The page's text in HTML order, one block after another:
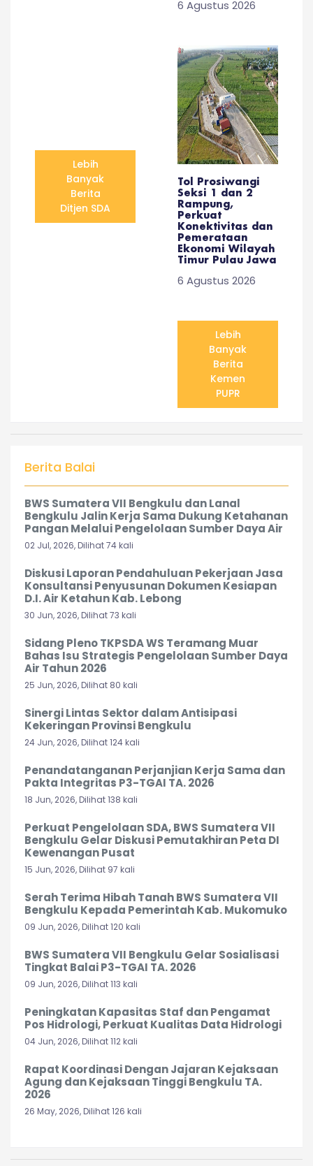
Lebih
Banyak
Berita
Ditjen SDA
6 Agustus 2026
Tol Prosiwangi
Seksi 1 dan 2
Rampung,
Perkuat
Konektivitas dan
Pemerataan
Ekonomi Wilayah
Timur Pulau Jawa
6 Agustus 2026
Lebih
Banyak
Berita
Kemen
PUPR
Berita Balai
BWS Sumatera VII Bengkulu dan Lanal
Bengkulu Jalin Kerja Sama Dukung Ketahanan
Pangan Melalui Pengelolaan Sumber Daya Air
02 Jul, 2026, Dilihat 74 kali
Diskusi Laporan Pendahuluan Pekerjaan Jasa
Konsultansi Penyusunan Dokumen Kesiapan
D.I. Air Ketahun Kab. Lebong
30 Jun, 2026, Dilihat 73 kali
Sidang Pleno TKPSDA WS Teramang Muar
Bahas Isu Strategis Pengelolaan Sumber Daya
Air Tahun 2026
25 Jun, 2026, Dilihat 80 kali
Sinergi Lintas Sektor dalam Antisipasi
Kekeringan Provinsi Bengkulu
24 Jun, 2026, Dilihat 124 kali
Penandatanganan Perjanjian Kerja Sama dan
Pakta Integritas P3-TGAI TA. 2026
18 Jun, 2026, Dilihat 138 kali
Perkuat Pengelolaan SDA, BWS Sumatera VII
Bengkulu Gelar Diskusi Pemutakhiran Peta DI
Kewenangan Pusat
15 Jun, 2026, Dilihat 97 kali
Serah Terima Hibah Tanah BWS Sumatera VII
Bengkulu Kepada Pemerintah Kab. Mukomuko
09 Jun, 2026, Dilihat 120 kali
BWS Sumatera VII Bengkulu Gelar Sosialisasi
Tingkat Balai P3-TGAI TA. 2026
09 Jun, 2026, Dilihat 113 kali
Peningkatan Kapasitas Staf dan Pengamat
Pos Hidrologi, Perkuat Kualitas Data Hidrologi
04 Jun, 2026, Dilihat 112 kali
Rapat Koordinasi Dengan Jajaran Kejaksaan
Agung dan Kejaksaan Tinggi Bengkulu TA.
2026
26 May, 2026, Dilihat 126 kali